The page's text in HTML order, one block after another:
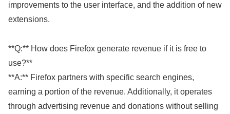
improvements to the user interface, and the addition of new
extensions.
**Q:** How does Firefox generate revenue if it is free to
use?**
**A:** Firefox partners with specific search engines,
earning a portion of the revenue. Additionally, it operates
through advertising revenue and donations without selling